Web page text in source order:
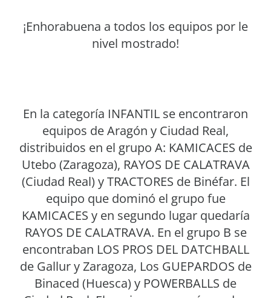
¡Enhorabuena a todos los equipos por le
nivel mostrado!
En la categoría INFANTIL se encontraron
equipos de Aragón y Ciudad Real,
distribuidos en el grupo A: KAMICACES de
Utebo (Zaragoza), RAYOS DE CALATRAVA
(Ciudad Real) y TRACTORES de Binéfar. El
equipo que dominó el grupo fue
KAMICACES y en segundo lugar quedaría
RAYOS DE CALATRAVA. En el grupo B se
encontraban LOS PROS DEL DATCHBALL
de Gallur y Zaragoza, Los GUEPARDOS de
Binaced (Huesca) y POWERBALLS de